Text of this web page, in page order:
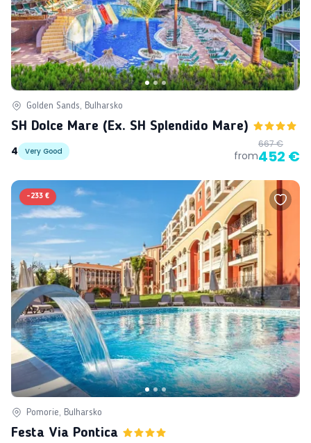
Golden Sands, Bulharsko
SH Dolce Mare (ex. SH Splendido Mare)
4
Very Good from
667 €
452 €
-233 €
Pomorie, Bulharsko
Festa Via Pontica